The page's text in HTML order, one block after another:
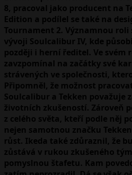
8, pracoval jako producent na
Edition a podílel se také na
Tournament 2. Významnou roli
vývoji Soulcalibur IV, kde
později i herní ředitel. Ve svém
zavzpomínal na začátky své
strávených ve společnosti,
Připomněl, že možnost
Soulcalibur a Tekken považuje
životních zkušeností. Zároveň
z celého světa, kteří podle něj
nejen samotnou značku
růst. Ikeda také zdůraznil, že
zůstává v rukou zkušeného
pomyslnou štafetu. Kam